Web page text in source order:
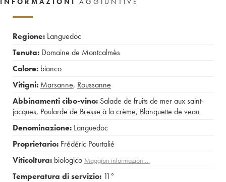
Regione: Languedoc
Tenuta: Domaine de Montcalmès
Colore: bianco
Vitigni: Marsanne, Roussanne
Abbinamenti cibo-vino: Salade de fruits de mer aux saint-
jacques, Poularde de Bresse à la crème, Blanquette de veau
Denominazione: Languedoc
Proprietario: Frédéric Pourtalié
Viticoltura: biologico Maggiori informazioni…
Temperatura di servizio: 11°